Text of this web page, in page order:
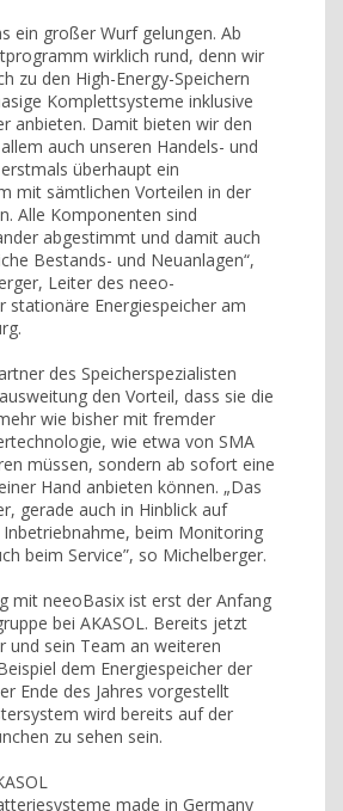
ein großer Wurf gelungen. Ab
wirklich rund, denn wir
zu den High-Energy-Speichern
Komplettsysteme inklusive
anbieten. Damit bieten wir den
auch unseren Handels- und
überhaupt ein
mit sämtlichen Vorteilen in der
Alle Komponenten sind
abgestimmt und damit auch
Bestands- und Neuanlagen“,
Leiter des neeo-
stationäre Energiespeicher am
des Speicherspezialisten
den Vorteil, dass sie die
wie bisher mit fremder
wie etwa von SMA
müssen, sondern ab sofort eine
Hand anbieten können. „Das
gerade auch in Hinblick auf
beim Monitoring
beim Service”, so Michelberger.
mit neeoBasix ist erst der Anfang
bei AKASOL. Bereits jetzt
und sein Team an weiteren
dem Energiespeicher der
Ende des Jahres vorgestellt
wird bereits auf der
zu sehen sein.
made in Germany